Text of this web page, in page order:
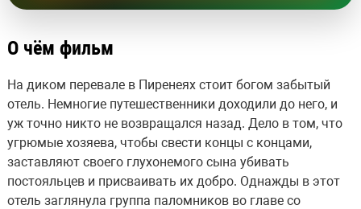
О чём фильм
На диком перевале в Пиренеях стоит богом забытый
отель. Немногие путешественники доходили до него, и
уж точно никто не возвращался назад. Дело в том, что
угрюмые хозяева, чтобы свести концы с концами,
заставляют своего глухонемого сына убивать
постояльцев и присваивать их добро. Однажды в этот
отель заглянула группа паломников во главе со